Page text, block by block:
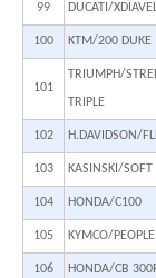
99 DUCATI/
100 KTM/200 DUKE
101
TRIUMPH/
TRIPLE
102 H.DAVIDSON/
103 KASINSKI/SOFT
104 HONDA/C100
105 KYMCO/
106 HONDA/CB